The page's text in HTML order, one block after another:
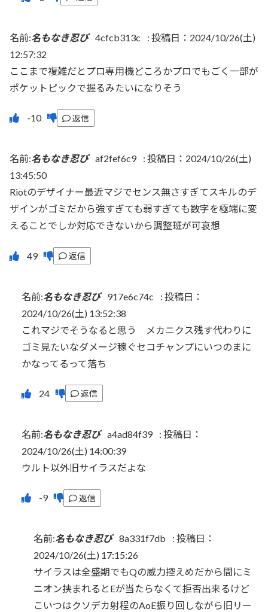
名前:名もなき忍び 4cfcb313c : 投稿日：2024/10/26(土)
12:57:32
ここまで複雑だとプロ専用機どころかプロでもごく一部が
ポケットピックで握るみたいになりそう
返信
名前:名もなき忍び af2fef6c9 : 投稿日：2024/10/26(土)
13:45:50
Riotのデザイナー最近マジでセンス無さすぎてスキルのデ
ザインがゴミだから強すぎても弱すぎても数字を極端に変
えることでしか対応できないから調整班が可哀想
返信
名前:名もなき忍び 917e6c74c : 投稿日：
2024/10/26(土) 13:52:38
これマジでそうなると思う メカニクス残す代わりに
ゴミ見たいなダメージ稼ぐセコチャンプにいつのまに
かなってるって落ち
返信
名前:名もなき忍び a4ad84f39 : 投稿日：
2024/10/26(土) 14:00:39
ウルト以外旧サイラスだよな
返信
名前:名もなき忍び 8a331f7db : 投稿日：
2024/10/26(土) 17:15:26
サイラスは全盛期でもQの威力控えめだから間にミ
ニオン挟まれるとEが当たらなくて拒否出来るけど
こいつはクソデカ射程のAoE振り回しながら旧リー